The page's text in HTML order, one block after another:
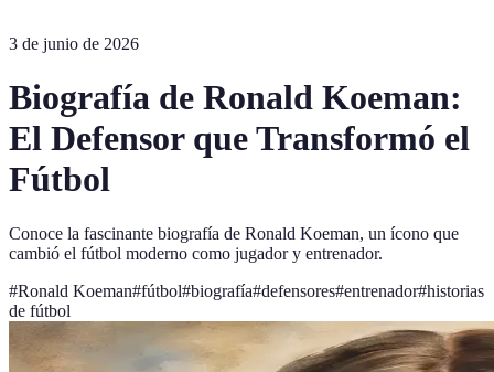
3 de junio de 2026
Biografía de Ronald Koeman:
El Defensor que Transformó el
Fútbol
Conoce la fascinante biografía de Ronald Koeman, un ícono que
cambió el fútbol moderno como jugador y entrenador.
#Ronald Koeman#fútbol#biografía#defensores#entrenador#historias
de fútbol